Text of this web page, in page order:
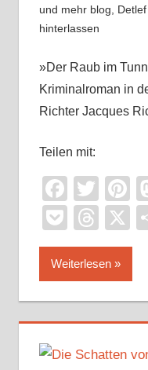
und mehr blog
hinterlassen
»Der Raub im
Kriminalroman in
Richter Jacques
Teilen mit:
PocketX
Weiterlesen